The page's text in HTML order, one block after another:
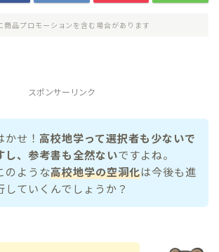
商品プロモーションを含む場合があります
スポンサーリンク
かせ！ 高校地学って選択者も少ないで
し、参考書も全然ないですよね。
のような高校地学の空洞化は今後も進
していくんでしょうか？